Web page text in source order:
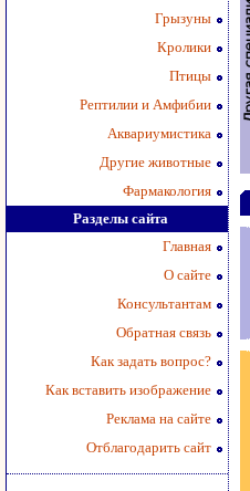
Грызуны
Кролики
Птицы
Рептилии и Амфибии
Аквариумистика
Другие животные
Фармакология
Разделы сайта
Главная
О сайте
Консультантам
Обратная связь
Как задать вопрос?
Как вставить изображение
Реклама на сайте
Отблагодарить сайт